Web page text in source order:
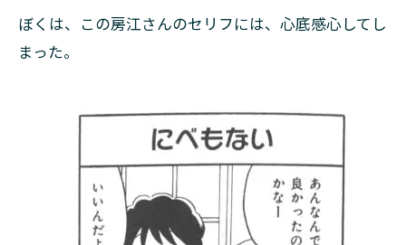
ぼくは、この房江さんのセリフには、心底感心してし
まった。